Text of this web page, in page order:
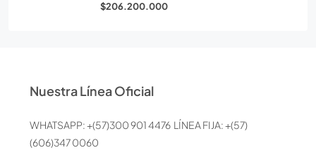
$206.200.000
Nuestra Línea Oficial
WHATSAPP: +(57)300 901 4476 LÍNEA FIJA: +(57)
(606)347 0060